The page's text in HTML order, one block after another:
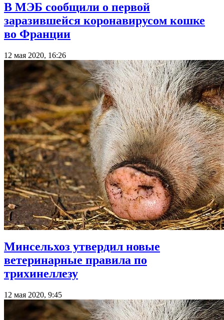
В МЭБ сообщили о первой
заразившейся коронавирусом кошке
во Франции
12 мая 2020, 16:26
Минсельхоз утвердил новые
ветеринарные правила по
трихинеллезу
12 мая 2020, 9:45